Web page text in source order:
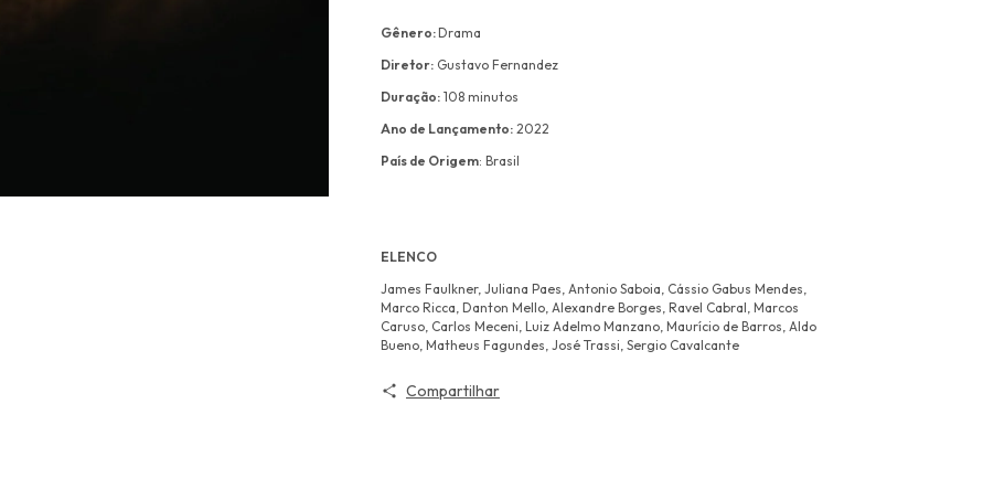
Gênero:Drama
Diretor: Gustavo Fernandez
Duração: 108 minutos
Ano de Lançamento: 2022
País de Origem: Brasil
ELENCO
James Faulkner, Juliana Paes, Antonio Saboia, Cássio Gabus Mendes,
Marco Ricca, Danton Mello, Alexandre Borges, Ravel Cabral, Marcos
Caruso, Carlos Meceni, Luiz Adelmo Manzano, Maurício de Barros, Aldo
Bueno, Matheus Fagundes, José Trassi, Sergio Cavalcante
Compartilhar